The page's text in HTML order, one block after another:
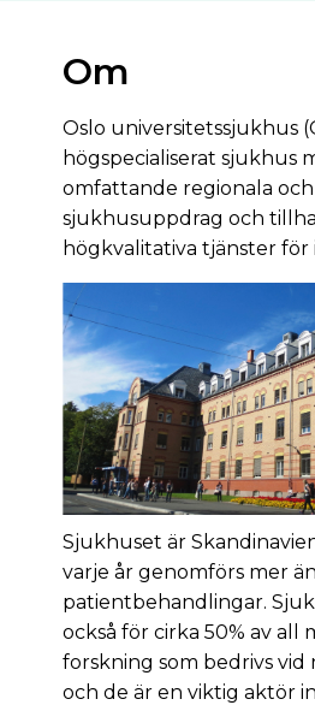
Om
Oslo universitetssjukhus
högspecialiserat sjukhus
omfattande regionala
sjukhusuppdrag och
högkvalitativa tjänster för
Sjukhuset är
varje år genomförs mer
patientbehandlingar.
också för cirka 50% av all
forskning som bedrivs vid
och de är en viktig aktör